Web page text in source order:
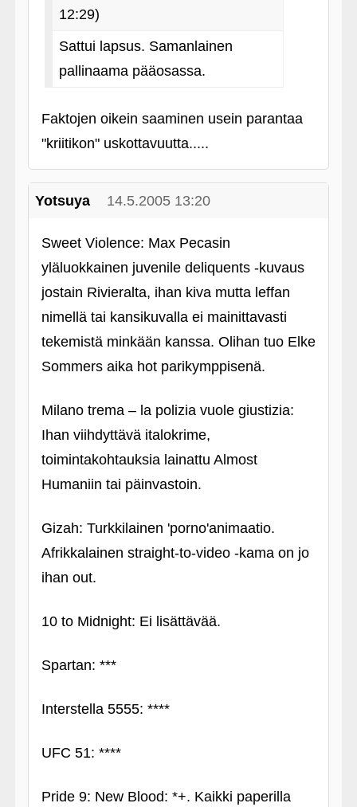
12:29)
Sattui lapsus. Samanlainen
pallinaama pääosassa.
Faktojen oikein saaminen usein parantaa
"kriitikon" uskottavuutta.....
Yotsuya 14.5.2005 13:20
Sweet Violence: Max Pecasin
yläluokkainen juvenile deliquents ‑kuvaus
jostain Rivieralta, ihan kiva mutta leffan
nimellä tai kansikuvalla ei mainittavasti
tekemistä minkään kanssa. Olihan tuo Elke
Sommers aika hot parikymppisenä.
Milano trema – la polizia vuole giustizia:
Ihan viihdyttävä italokrime,
toimintakohtauksia lainattu Almost
Humaniin tai päinvastoin.
Gizah: Turkkilainen 'porno'animaatio.
Afrikkalainen straight-to-video ‑kama on jo
ihan out.
10 to Midnight: Ei lisättävää.
Spartan: ***
Interstella 5555: ****
UFC 51: ****
Pride 9: New Blood: *+. Kaikki paperilla